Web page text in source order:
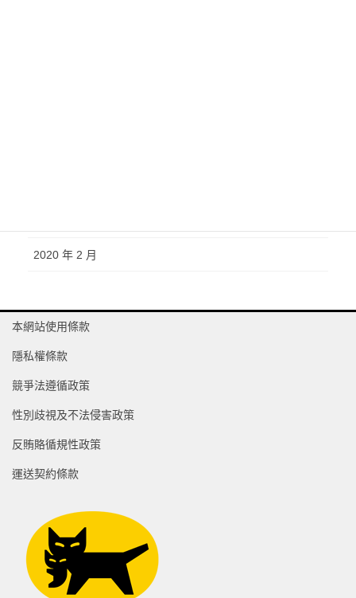
2020 年 2 月
本網站使用條款
隱私權條款
競爭法遵循政策
性別歧視及不法侵害政策
反賄賂循規性政策
運送契約條款